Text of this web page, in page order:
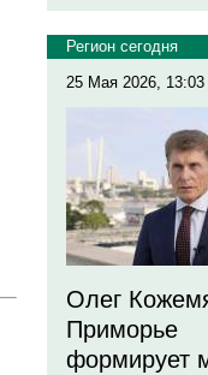
Регион сегодня
25 Мая 2026, 13:03
Олег
Приморье
формирует